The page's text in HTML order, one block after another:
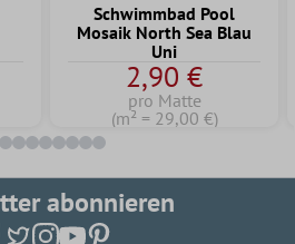
Schwimmbad Pool
Mosaik North Sea Blau
Uni
2,90 €
pro Matte
(m² = 29,00 €)
abonnieren